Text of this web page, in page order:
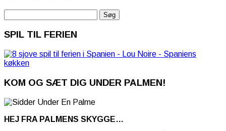
efter:
SPIL TIL FERIEN
KOM OG SÆT DIG UNDER PALMEN!
HEJ FRA PALMENS SKYGGE…